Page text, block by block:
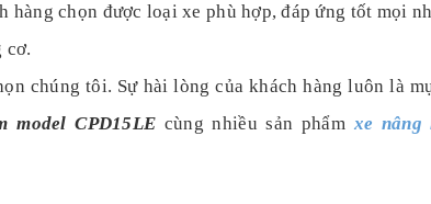
chọn được loại xe phù hợp, đáp ứng tốt mọi
cơ.
chúng tôi. Sự hài lòng của khách hàng luôn là
CPD15LE cùng nhiều sản phẩm xe nâng